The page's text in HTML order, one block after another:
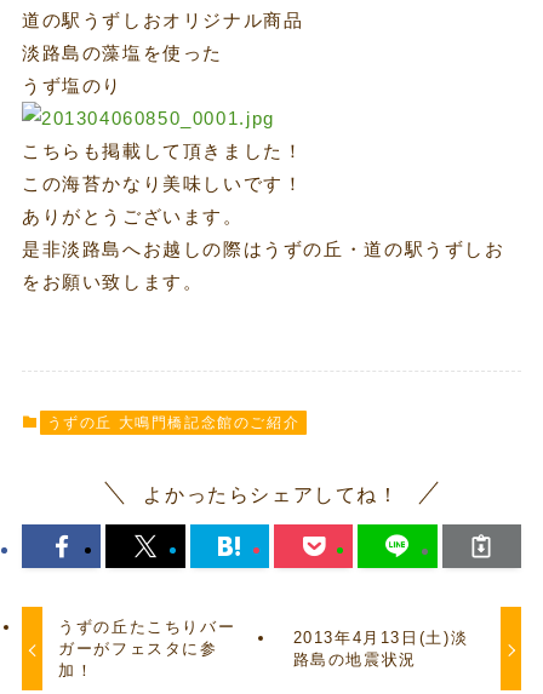
道の駅うずしおオリジナル商品
淡路島の藻塩を使った
うず塩のり
こちらも掲載して頂きました！
この海苔かなり美味しいです！
ありがとうございます。
是非淡路島へお越しの際はうずの丘・道の駅うずしお
をお願い致します。
うずの丘 大鳴門橋記念館のご紹介
よかったらシェアしてね！
うずの丘たこちりバー
ガーがフェスタに参
加！
2013年4月13日(土)淡
路島の地震状況